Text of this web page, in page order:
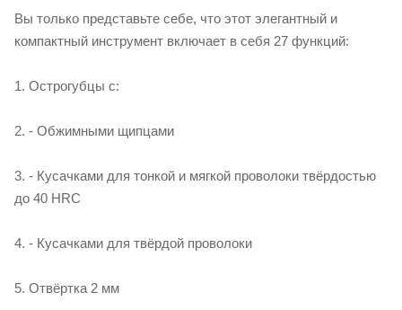
Вы только представьте себе, что этот элегантный и
компактный инструмент включает в себя 27 функций:
1. Острогубцы с:
2. - Обжимными щипцами
3. - Кусачками для тонкой и мягкой проволоки твёрдостью
до 40 HRC
4. - Кусачками для твёрдой проволоки
5. Отвёртка 2 мм